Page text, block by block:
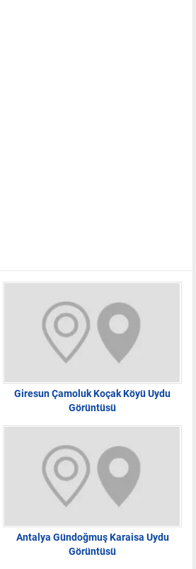
Giresun Çamoluk Koçak Köyü Uydu
Görüntüsü
Antalya Gündoğmuş Karaisa Uydu
Görüntüsü